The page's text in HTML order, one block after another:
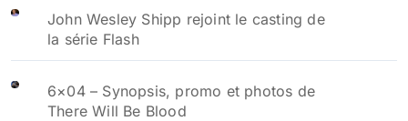
John Wesley Shipp rejoint le casting de
la série Flash
6×04 – Synopsis, promo et photos de
There Will Be Blood